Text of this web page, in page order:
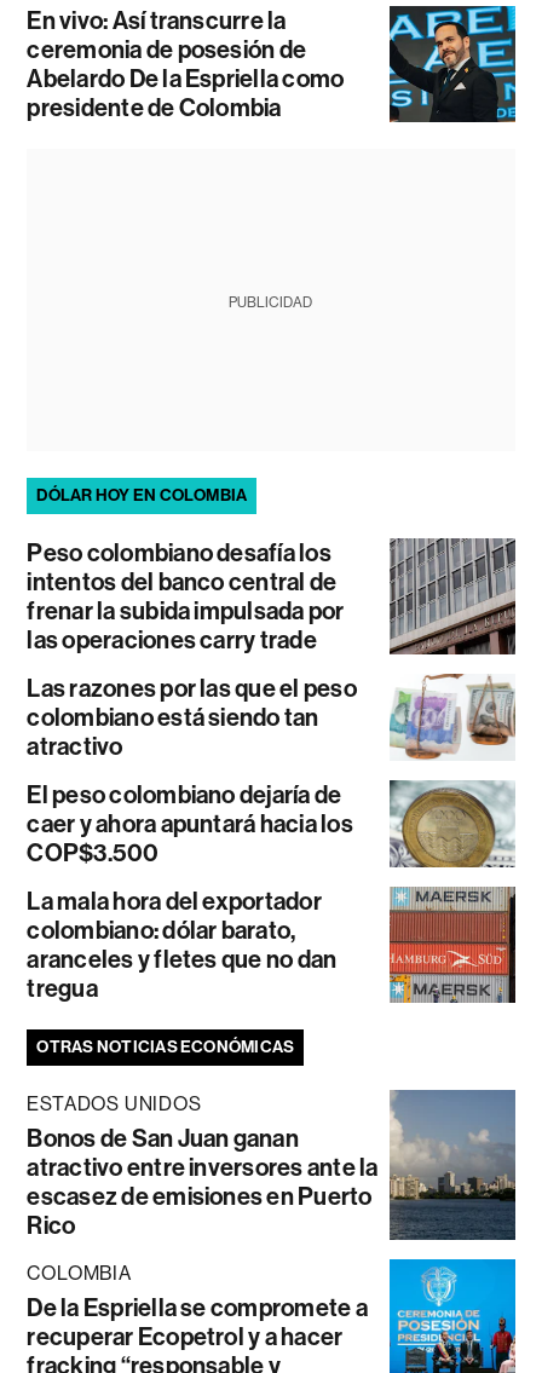
En vivo: Así transcurre la
ceremonia de posesión de
Abelardo De la Espriella como
presidente de Colombia
PUBLICIDAD
DÓLAR HOY EN COLOMBIA
Peso colombiano desafía los
intentos del banco central de
frenar la subida impulsada por
las operaciones carry trade
Las razones por las que el peso
colombiano está siendo tan
atractivo
El peso colombiano dejaría de
caer y ahora apuntará hacia los
COP$3.500
La mala hora del exportador
colombiano: dólar barato,
aranceles y fletes que no dan
tregua
OTRAS NOTICIAS ECONÓMICAS
ESTADOS UNIDOS
Bonos de San Juan ganan
atractivo entre inversores ante la
escasez de emisiones en Puerto
Rico
COLOMBIA
De la Espriella se compromete a
recuperar Ecopetrol y a hacer
fracking “responsable y